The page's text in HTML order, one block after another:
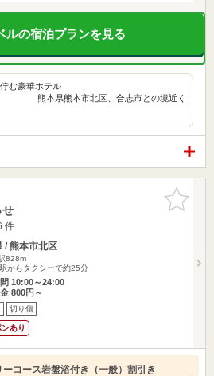
ルの宿泊プランを見る
宅地に佇む豪華ホテル
市北区、合志市との境近く
お気に入
りに追加
件
/ 熊本市北区
828m
からタクシーで約25分
10:00～24:00
800円～
切り傷
あり
ーコース岩盤浴付き（一般）割引き